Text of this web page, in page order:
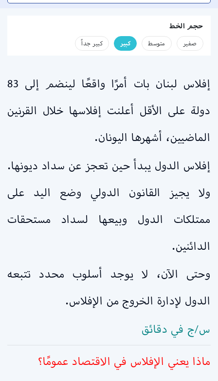
حجم الخط
صفير متوسط كبير كبير جداً
إفلاس لبنان بات أمرًا واقعًا لينضم إلى 83
دولة على الأقل أعلنت إفلاسها خلال القرنين
الماضيين، أشهرها اليونان.
إفلاس الدول يبدأ حين تعجز عن سداد ديونها.
ولا يجيز القانون الدولي وضع اليد على
ممتلكات الدول وبيعها لسداد مستحقات
الدائنين.
وحتى الآن، لا يوجد أسلوب محدد تتبعه
الدول لإدارة الخروج من الإفلاس.
س/ج في دقائق
ماذا يعني الإفلاس في الاقتصاد عمومًا؟